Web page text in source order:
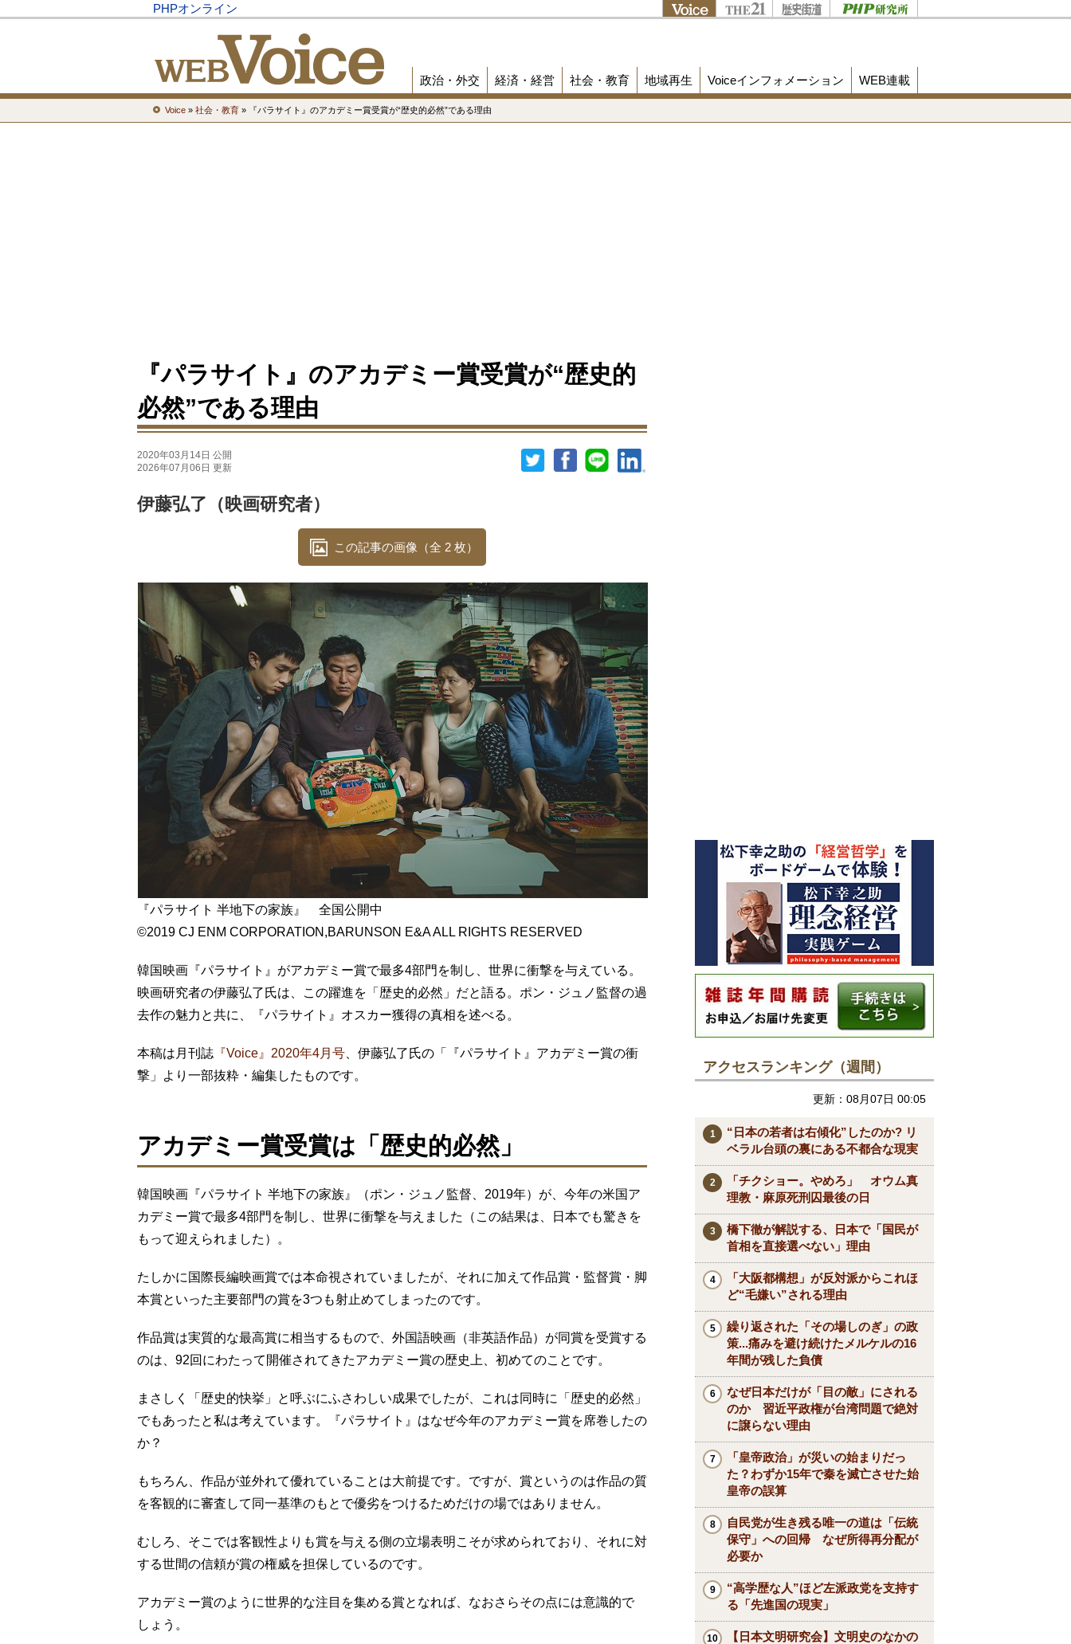
PHPオンライン
政治・外交 経済・経営 社会・教育 地域再生 Voiceインフォメーション WEB連載
Voice » 社会・教育 » 『パラサイト』のアカデミー賞受賞が“歴史的必然”である理由
『パラサイト』のアカデミー賞受賞が“歴史的
必然”である理由
2020年03月14日 公開
2026年07月06日 更新
伊藤弘了（映画研究者）
この記事の画像（全 2 枚）
『パラサイト 半地下の家族』 全国公開中
©2019 CJ ENM CORPORATION,BARUNSON E&A ALL RIGHTS RESERVED
韓国映画『パラサイト』がアカデミー賞で最多4部門を制し、世界に衝撃を与えている。
映画研究者の伊藤弘了氏は、この躍進を「歴史的必然」だと語る。ポン・ジュノ監督の過
去作の魅力と共に、『パラサイト』オスカー獲得の真相を述べる。
本稿は月刊誌 『Voice』2020年4月号 、伊藤弘了氏の「『パラサイト』アカデミー賞の衝
撃」より一部抜粋・編集したものです。
アカデミー賞受賞は「歴史的必然」
韓国映画『パラサイト 半地下の家族』（ポン・ジュノ監督、2019年）が、今年の米国ア
カデミー賞で最多4部門を制し、世界に衝撃を与えました（この結果は、日本でも驚きを
もって迎えられました）。
たしかに国際長編映画賞では本命視されていましたが、それに加えて作品賞・監督賞・脚
本賞といった主要部門の賞を3つも射止めてしまったのです。
作品賞は実質的な最高賞に相当するもので、外国語映画（非英語作品）が同賞を受賞する
のは、92回にわたって開催されてきたアカデミー賞の歴史上、初めてのことです。
まさしく「歴史的快挙」と呼ぶにふさわしい成果でしたが、これは同時に「歴史的必然」
でもあったと私は考えています。『パラサイト』はなぜ今年のアカデミー賞を席巻したの
か？
もちろん、作品が並外れて優れていることは大前提です。ですが、賞というのは作品の質
を客観的に審査して同一基準のもとで優劣をつけるためだけの場ではありません。
むしろ、そこでは客観性よりも賞を与える側の立場表明こそが求められており、それに対
する世間の信頼が賞の権威を担保しているのです。
アカデミー賞のように世界的な注目を集める賞となれば、なおさらその点には意識的で
しょう。
アクセスランキング（週間）
更新：08月07日 00:05
“日本の若者は右傾化”したのか? リ
ベラル台頭の裏にある不都合な現実
「チクショー。やめろ」 オウム真
理教・麻原死刑囚最後の日
橋下徹が解説する、日本で「国民が
首相を直接選べない」理由
「大阪都構想」が反対派からこれほ
ど“毛嫌い”される理由
繰り返された「その場しのぎ」の政
策...痛みを避け続けたメルケルの16
年間が残した負債
なぜ日本だけが「目の敵」にされる
のか 習近平政権が台湾問題で絶対
に譲らない理由
「皇帝政治」が災いの始まりだっ
た？わずか15年で秦を滅亡させた始
皇帝の誤算
自民党が生き残る唯一の道は「伝統
保守」への回帰 なぜ所得再分配が
必要か
“高学歴な人”ほど左派政党を支持す
る「先進国の現実」
【日本文明研究会】文明史のなかの